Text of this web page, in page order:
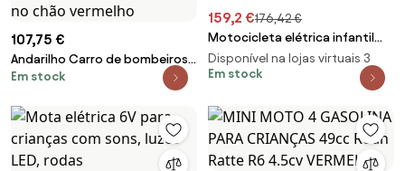
107,75 €
Andarilho Carro de bombeiros
infantil Mercedes Benz com
carro montável com pés no
chão vermelho
Em stock
159,2 €176,42 €
Motocicleta elétrica infantil
com licença da Aprilia, com 2
motores de 12 V, rodas
motrizes, luz LED e música -
vermelha
Disponível na lojas virtuais 3
Em stock